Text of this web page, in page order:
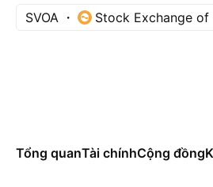
SVOA Stock Exchange of
Tổng quanTài chínhCộng đồng